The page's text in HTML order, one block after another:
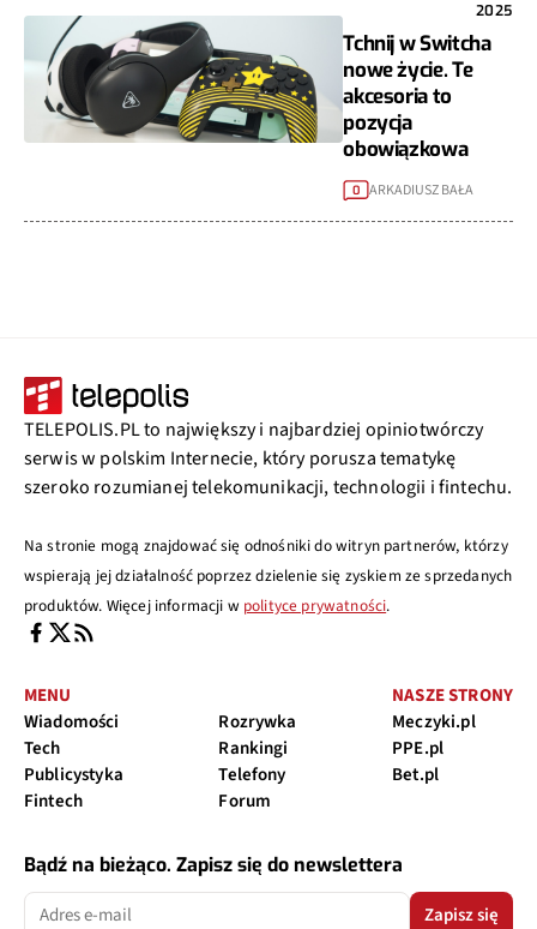
2025
Tchnij w Switcha
nowe życie. Te
akcesoria to
pozycja
obowiązkowa
0 ARKADIUSZ BAŁA
TELEPOLIS.PL to największy i najbardziej opiniotwórczy
serwis w polskim Internecie, który porusza tematykę
szeroko rozumianej telekomunikacji, technologii i fintechu.
Na stronie mogą znajdować się odnośniki do witryn partnerów, którzy
wspierają jej działalność poprzez dzielenie się zyskiem ze sprzedanych
produktów. Więcej informacji w polityce prywatności.
MENU
Wiadomości
Tech
Publicystyka
Fintech
Rozrywka
Rankingi
Telefony
Forum
NASZE STRONY
Meczyki.pl
PPE.pl
Bet.pl
Bądź na bieżąco. Zapisz się do newslettera
Zapisz się